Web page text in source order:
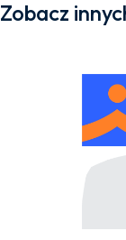
Zobacz